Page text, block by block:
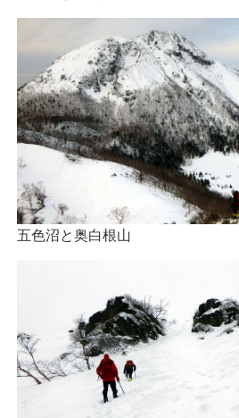
五色沼と奥白根山